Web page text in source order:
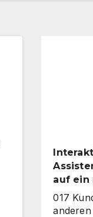
auf ein
017